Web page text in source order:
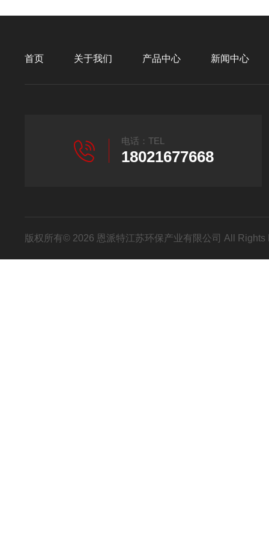
首页 关于我们 产品中心 新闻中心
电话：TEL
18021677668
版权所有© 2026 恩派特江苏环保产业有限公司 All